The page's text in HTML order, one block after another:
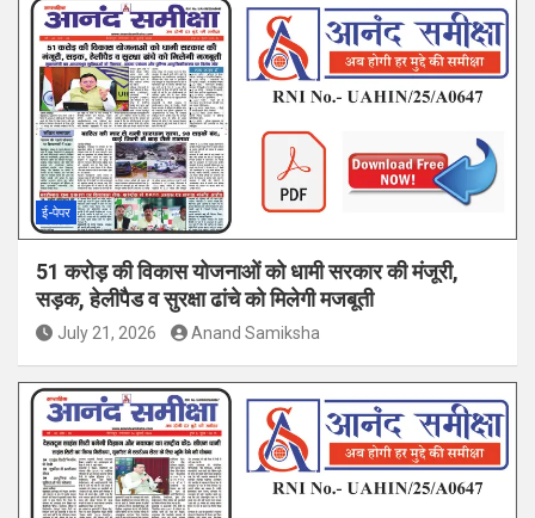
ई-पेपर
51 करोड़ की विकास योजनाओं को धामी सरकार की मंजूरी,
सड़क, हेलीपैड व सुरक्षा ढांचे को मिलेगी मजबूती
July 21, 2026 Anand Samiksha